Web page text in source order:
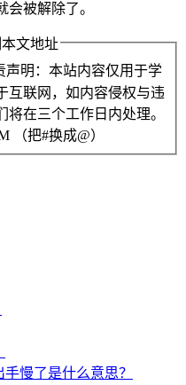
被解除了。
文地址
声明：本站内容仅用于学
互联网，如内容侵权与违
在三个工作日内处理。
（把#换成@）
慢了是什么意思？